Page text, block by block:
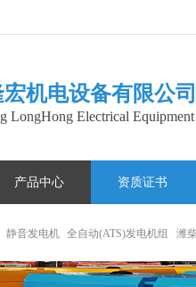
宏机电设备有限公司
LongHong Electrical
产品中心 资质证书
静音发电机 全自动(ATS)发电机组 潍